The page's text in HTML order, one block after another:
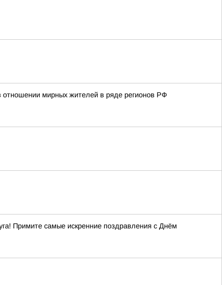
отношении мирных жителей в ряде регионов РФ
Примите самые искренние поздравления с Днём